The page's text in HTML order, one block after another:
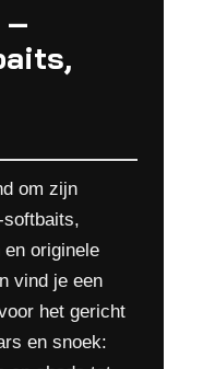
–
om zijn
originele
vind je een
het gericht
en snoek: